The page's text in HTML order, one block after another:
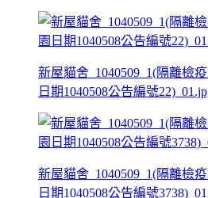
新屋貓舍_1040509_1(隔離檢
日期1040508公告編號
新屋貓舍_1040509_1(隔離檢
日期1040508公告編號